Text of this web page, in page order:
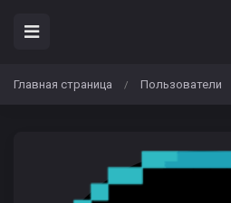
Главная страница / Пользователи